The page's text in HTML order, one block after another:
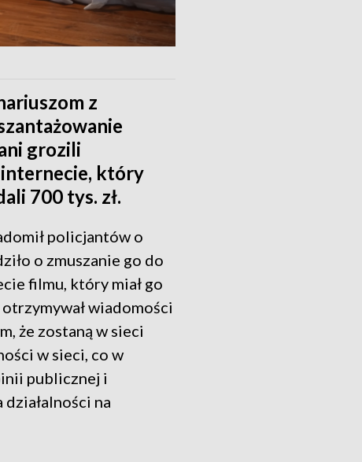
z
grozili
który
700 tys. zł.
policjantów o
o zmuszanie go do
filmu, który miał go
wiadomości
że zostaną w sieci
w sieci, co w
publicznej i
na